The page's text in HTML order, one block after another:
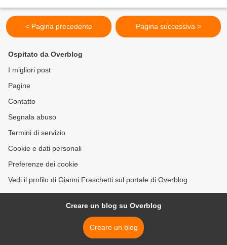
< Pagina precedente Pagina successiva >
Ospitato da Overblog
I migliori post
Pagine
Contatto
Segnala abuso
Termini di servizio
Cookie e dati personali
Preferenze dei cookie
Vedi il profilo di Gianni Fraschetti sul portale di Overblog
Creare un blog su Overblog
Creare un blog